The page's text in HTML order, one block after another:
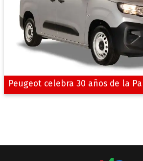
Peugeot celebra 30 años de la